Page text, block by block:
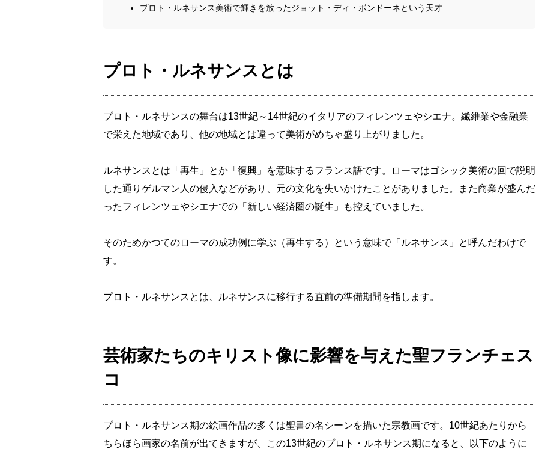
プロト・ルネサンス美術で輝きを放ったジョット・ディ・ボンドーネという天才
プロト・ルネサンスとは
プロト・ルネサンスの舞台は13世紀～14世紀のイタリアのフィレンツェやシエナ。繊維業や金融業
で栄えた地域であり、他の地域とは違って美術がめちゃ盛り上がりました。
ルネサンスとは「再生」とか「復興」を意味するフランス語です。ローマはゴシック美術の回で説明
した通りゲルマン人の侵入などがあり、元の文化を失いかけたことがありました。また商業が盛んだ
ったフィレンツェやシエナでの「新しい経済圏の誕生」も控えていました。
そのためかつてのローマの成功例に学ぶ（再生する）という意味で「ルネサンス」と呼んだわけで
す。
プロト・ルネサンスとは、ルネサンスに移行する直前の準備期間を指します。
芸術家たちのキリスト像に影響を与えた聖フランチェス
コ
プロト・ルネサンス期の絵画作品の多くは聖書の名シーンを描いた宗教画です。10世紀あたりから
ちらほら画家の名前が出てきますが、この13世紀のプロト・ルネサンス期になると、以下のように